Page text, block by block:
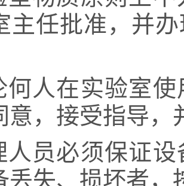
主任批准，并
何人在实验室
意，接受指导，
人员必须保证
丢失、损坏者，